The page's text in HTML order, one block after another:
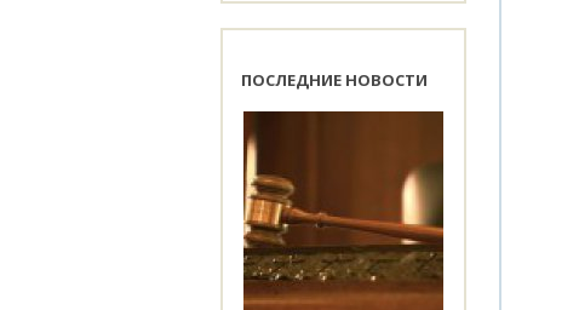
ПОСЛЕДНИЕ НОВОСТИ